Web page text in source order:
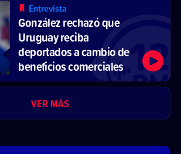
Entrevista
González rechazó que
Uruguay reciba
deportados a cambio de
beneficios comerciales
VER MÁS